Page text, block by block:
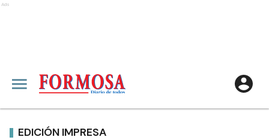
Ads
EDICIÓN IMPRESA